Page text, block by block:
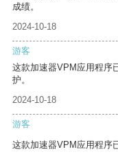
成绩。
2024-10-18
游客
这款加速器VPM应用程序
护。
2024-10-18
游客
这款加速器VPM应用程序